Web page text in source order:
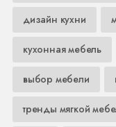
дизайн кухни
кухонная мебель
выбор мебели
тренды мягкой